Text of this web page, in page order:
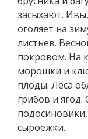
засыхают.
оголяет на
листьев.
покровом. На
морошки и
плоды. Леса
грибов и
сыроежки.